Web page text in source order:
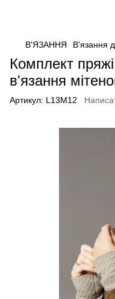
В'ЯЗАННЯ В'язання
Комплект
в'язання
Артикул: L13M12